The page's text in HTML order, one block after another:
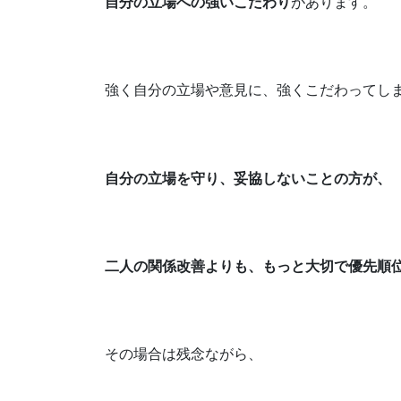
強く自分の立場や意見に、強くこだわってし
自分の立場を守り、妥協しないことの方が、
二人の関係改善よりも、もっと大切で優先順
その場合は残念ながら、